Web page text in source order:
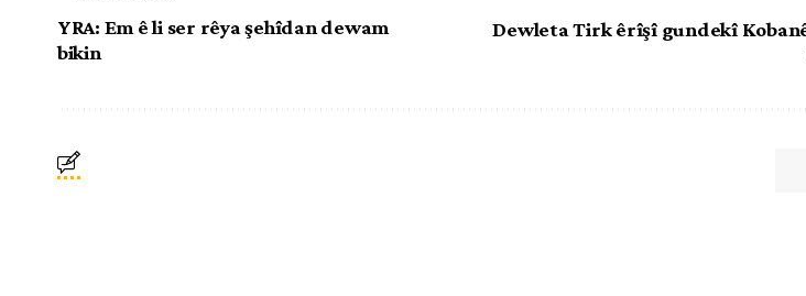
YRA: Em ê li ser rêya şehîdan dewam
bikin
Dewleta Tirk êrîşî gundekî